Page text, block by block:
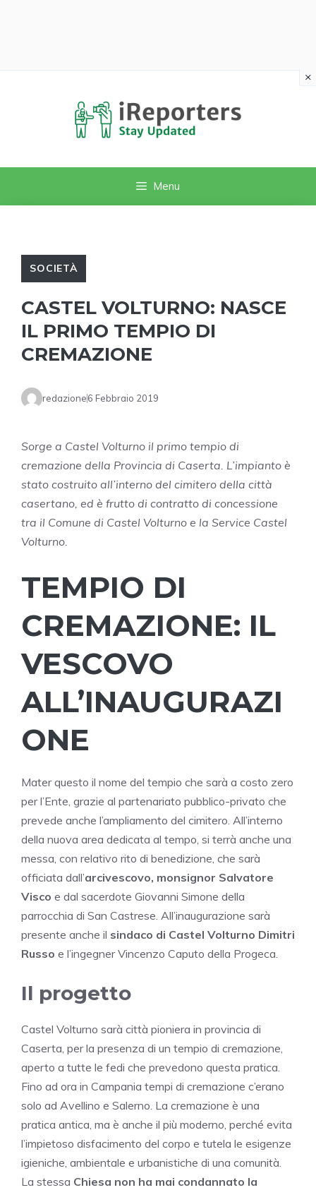
Menu
SOCIETÀ
CASTEL VOLTURNO: NASCE
IL PRIMO TEMPIO DI
CREMAZIONE
redazione6 Febbraio 2019
Sorge a Castel Volturno il primo tempio di
cremazione della Provincia di Caserta. L’impianto è
stato costruito all’interno del cimitero della città
casertano, ed è frutto di contratto di concessione
tra il Comune di Castel Volturno e la Service Castel
Volturno.
TEMPIO DI
CREMAZIONE: IL
VESCOVO
ALL’INAUGURAZI
ONE
Mater questo il nome del tempio che sarà a costo zero
per l’Ente, grazie al partenariato pubblico-privato che
prevede anche l’ampliamento del cimitero. All’interno
della nuova area dedicata al tempo, si terrà anche una
messa, con relativo rito di benedizione, che sarà
officiata dall’arcivescovo, monsignor Salvatore
Visco e dal sacerdote Giovanni Simone della
parrocchia di San Castrese. All’inaugurazione sarà
presente anche il sindaco di Castel Volturno Dimitri
Russo e l’ingegner Vincenzo Caputo della Progeca.
Il progetto
Castel Volturno sarà città pioniera in provincia di
Caserta, per la presenza di un tempio di cremazione,
aperto a tutte le fedi che prevedono questa pratica.
Fino ad ora in Campania tempi di cremazione c’erano
solo ad Avellino e Salerno. La cremazione è una
pratica antica, ma è anche il più moderno, perché evita
l’impietoso disfacimento del corpo e tutela le esigenze
igieniche, ambientale e urbanistiche di una comunità.
La stessa Chiesa non ha mai condannato la
×